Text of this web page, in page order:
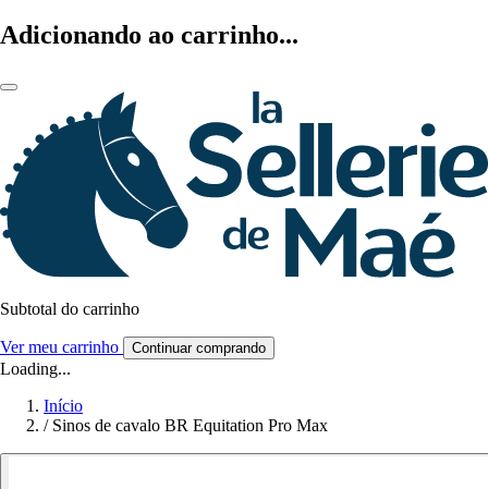
Adicionando ao carrinho...
Subtotal do carrinho
Ver meu carrinho Continuar comprando
Loading...
Início
/ Sinos de cavalo BR Equitation Pro Max